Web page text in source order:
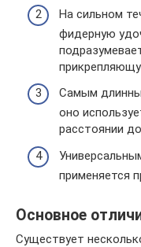
На сильном
фидерную
Самым
оно
расстоянии
применяется
Основное
Существует